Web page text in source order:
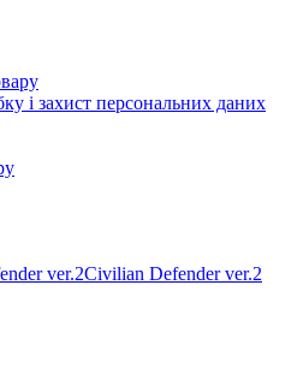
і захист персональних даних
ver.2Civilian Defender ver.2